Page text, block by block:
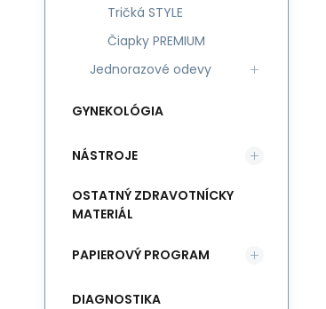
Tričká STYLE
Čiapky PREMIUM
Jednorazové odevy
GYNEKOLÓGIA
NÁSTROJE
OSTATNÝ ZDRAVOTNÍCKY
MATERIÁL
PAPIEROVÝ PROGRAM
DIAGNOSTIKA